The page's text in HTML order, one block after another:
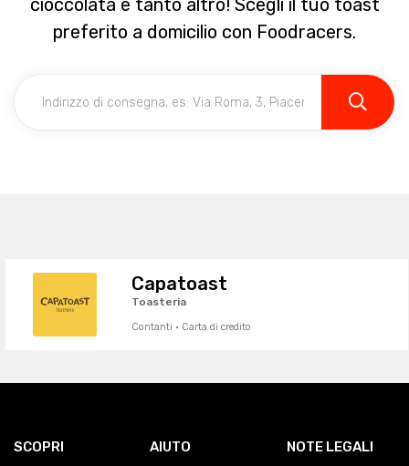
cioccolata e tanto altro! Scegli il tuo toast
preferito a domicilio con Foodracers.
Capatoast
Toasteria
Contanti · Carta di credito
SCOPRI AIUTO NOTE LEGALI